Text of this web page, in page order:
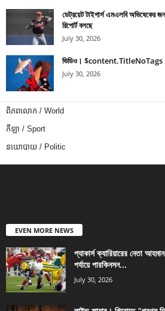
ডেট্রয়েট টাইগার্স এমএলবি অভিষেকের
রিপোর্ট বলছে
July 30, 2026
ভিডিও। $content.TitleNoTags
July 30, 2026
ពិភពលោក / World
កីឡា / Sport
នយោបាយ / Politic
EVEN MORE NEWS
প্যাকার্স ক্যারিয়ারের নেতা
পর্যায়ে পারকিনসন...
July 30, 2026